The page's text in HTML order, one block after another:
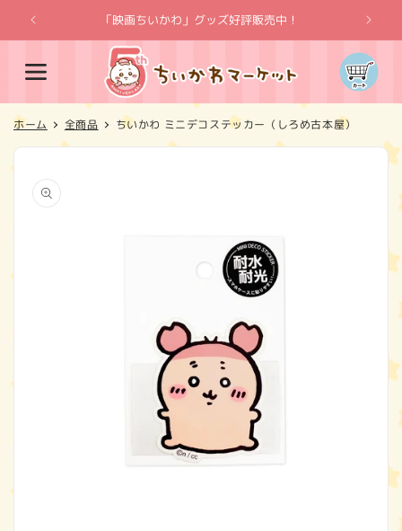
ンツに
進む
「映画ちいかわ」グッズ好評販売中！
カ
ー
ト
ホーム 全商品 ちいかわ ミニデコステッカー（しろめ古本屋）
報にス
キップ